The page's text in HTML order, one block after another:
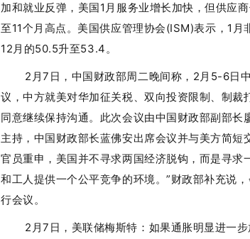
加和就业反弹，美国1月服务业增长加快，但供应
至11个月高点。美国供应管理协会(ISM)表示，1
12月的50.5升至53.4。
2月7日，中国财政部周二晚间称，2月5-6日
议，中方就美对华加征关税、双向投资限制、制裁
同意继续保持沟通。此次会议由中国财政部副部长
主持，中国财政部长蓝佛安出席会议并与美方简短
官员重申，美国并不寻求两国经济脱钩，而是寻求
和工人提供一个公平竞争的环境。”财政部补充说
行会议。
2月7日，美联储梅斯特：如果通胀明显进一